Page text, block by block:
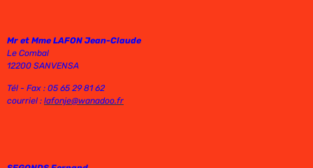
Mr et Mme LAFON Jean-Claude
Le Combal
12200 SANVENSA
Tél - Fax : 05 65 29 81 62
courriel : lafonje@wanadoo.fr